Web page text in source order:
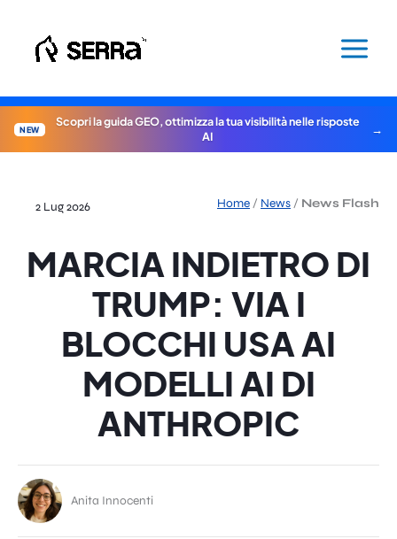
contenuto
NEW
Scopri la guida GEO, ottimizza la tua visibilità nelle risposte
AI
Home / News / News Flash
2 Lug 2026
MARCIA INDIETRO DI
TRUMP: VIA I
BLOCCHI USA AI
MODELLI AI DI
ANTHROPIC
Anita Innocenti